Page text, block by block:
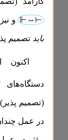
⊩⇔⊢ و
باید تصمیم
دستگاه‌های
(تصمیم
در عمل